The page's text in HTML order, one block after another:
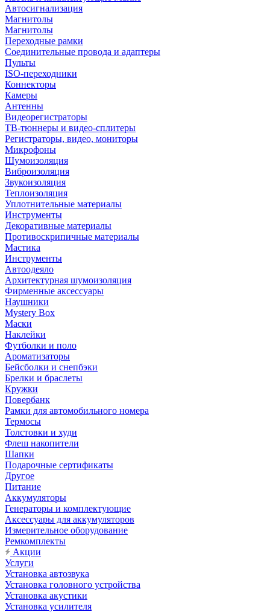
Автосигнализация
Магнитолы
Магнитолы
Переходные рамки
Соединительные провода и адаптеры
Пульты
ISO-переходники
Коннекторы
Камеры
Антенны
Видеорегистраторы
ТВ-тюннеры и видео-сплитеры
Регистраторы, видео, мониторы
Микрофоны
Шумоизоляция
Виброизоляция
Звукоизоляция
Теплоизоляция
Уплотнительные материалы
Инструменты
Декоративные материалы
Противоскрипичные материалы
Мастика
Инструменты
Автоодеяло
Архитектурная шумоизоляция
Фирменные аксессуары
Наушники
Mystery Box
Маски
Наклейки
Футболки и поло
Ароматизаторы
Бейсболки и снепбэки
Брелки и браслеты
Кружки
Повербанк
Рамки для автомобильного номера
Термосы
Толстовки и худи
Флеш накопители
Шапки
Подарочные сертификаты
Другое
Питание
Аккумуляторы
Генераторы и комплектующие
Аксессуары для аккумуляторов
Измерительное оборудование
Ремкомплекты
Акции
Услуги
Установка автозвука
Установка головного устройства
Установка акустики
Установка усилителя